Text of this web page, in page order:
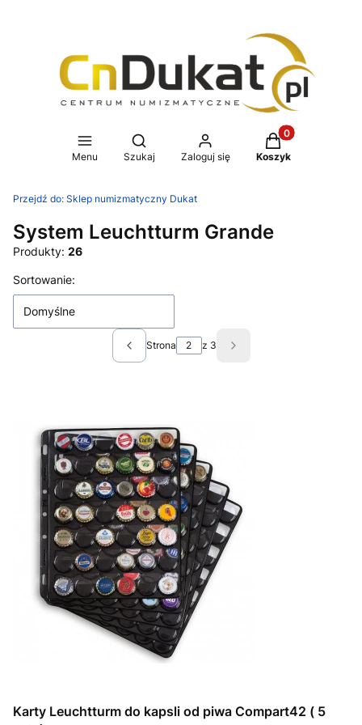
Menu
Otwórz wyszukiwarkę
Szukaj Zaloguj się
Produkty w
Koszyk
Przejdź do: Sklep numizmatyczny Dukat
System Leuchtturm Grande
Produkty: 26
Lista produktów
Sortowanie:
Domyślne
Poprzednie produkty
Strona z 3 Następne produkty
Karty Leuchtturm do kapsli od piwa Compart42 ( 5